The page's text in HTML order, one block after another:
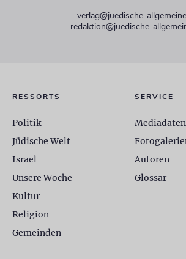
verlag@juedische-
redaktion@juedische-
RESSORTS
Politik
Jüdische Welt
Israel
Unsere Woche
Kultur
Religion
Gemeinden
SERVICE
Mediadaten
Autoren
Glossar